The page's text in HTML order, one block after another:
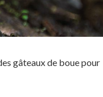
gâteaux de boue pour